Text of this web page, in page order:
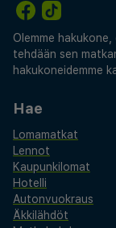
Olemme
tehdään sen
hakukoneidemme
Hae
Lomamatkat
Lennot
Kaupunkilomat
Hotelli
Autonvuokraus
Äkkilähdöt